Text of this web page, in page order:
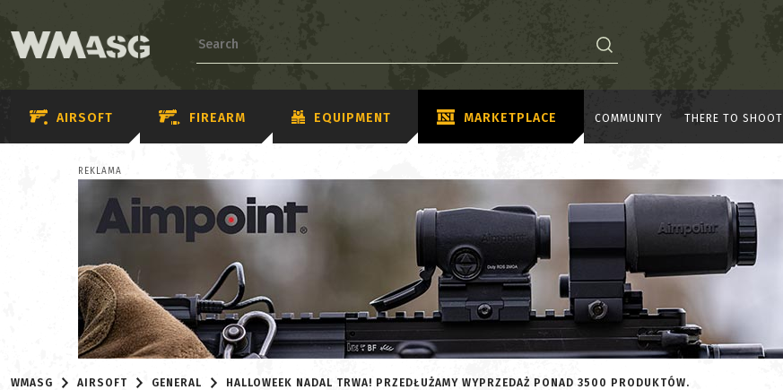
AIRSOFT FIREARM EQUIPMENT MARKETPLACE COMMUNITY THERE TO SHOOT
REKLAMA
WMASG AIRSOFT GENERAL HALLOWEEK NADAL TRWA! PRZEDŁUŻAMY WYPRZEDAŻ PONAD 3500 PRODUKTÓW.